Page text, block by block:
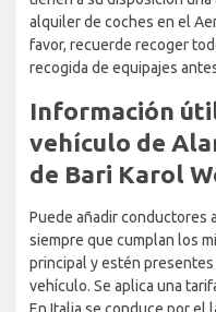
alquiler de coches en el
favor, recuerde recoger
recogida de equipajes
Información
vehículo de
de Bari Karol
Puede añadir conductores
siempre que cumplan los
principal y estén
vehículo. Se aplica una